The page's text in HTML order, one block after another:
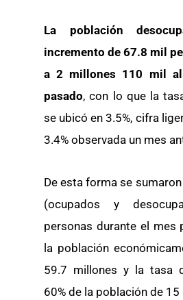
La población
incremento de 67.8 mil
a 2 millones 110 mil
pasado, con lo que la
se ubicó en 3.5%, cifra
3.4% observada un mes
De esta forma se
(ocupados y
personas durante el mes
la población
59.7 millones y la tasa
60% de la población de 15